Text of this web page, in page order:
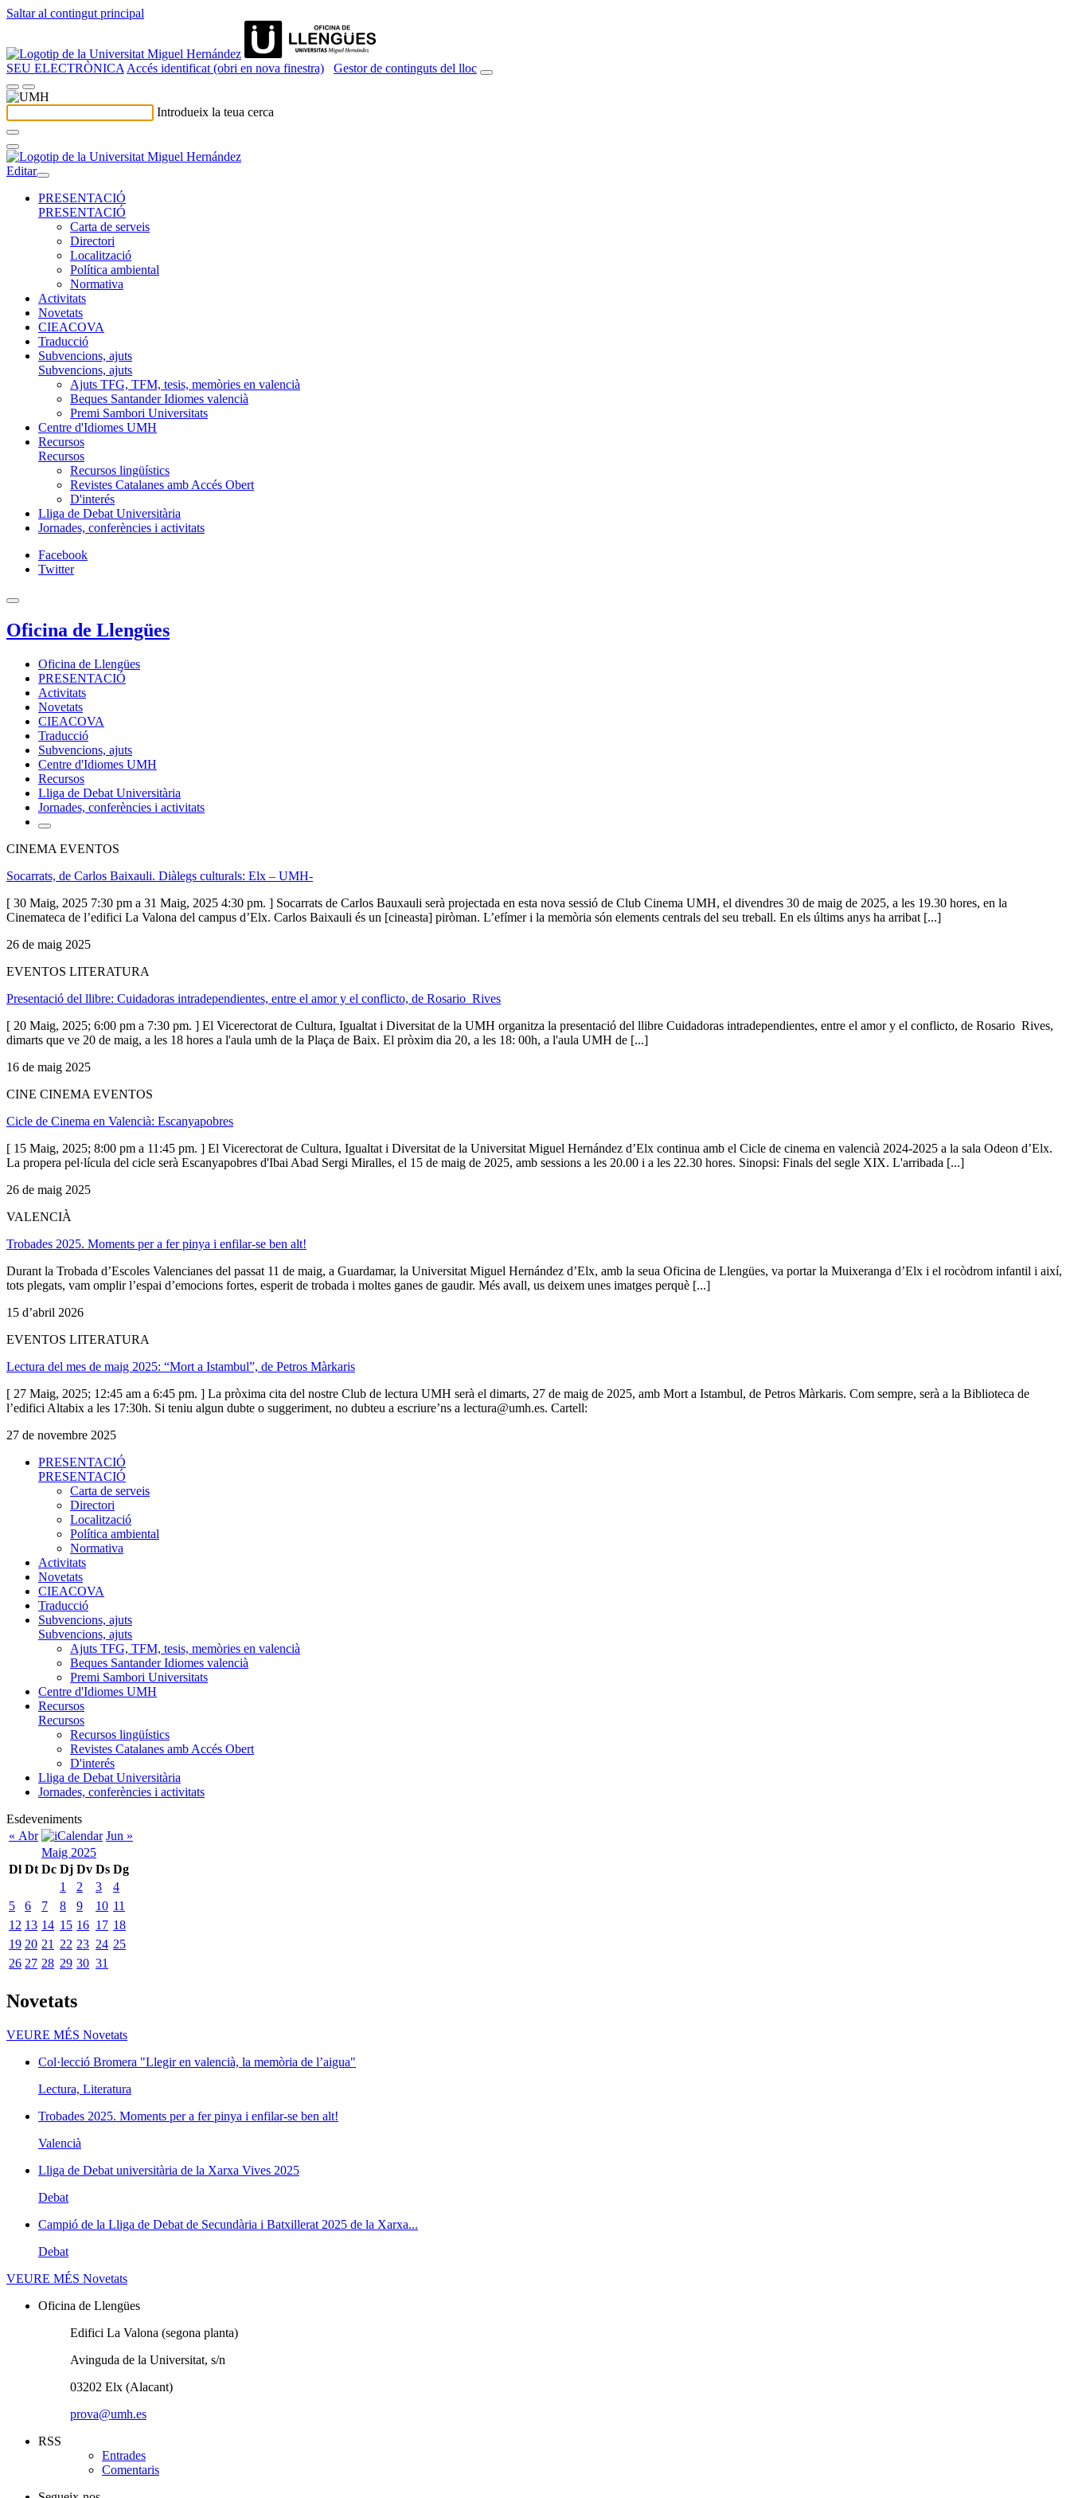
Saltar al contingut principal
SEU ELECTRÒNICA Accés identificat (obri en nova finestra) Gestor de continguts del lloc
Introdueix la teua cerca
Editar
PRESENTACIÓ
PRESENTACIÓ
Carta de serveis
Directori
Localització
Política ambiental
Normativa
Activitats
Novetats
CIEACOVA
Traducció
Subvencions, ajuts
Subvencions, ajuts
Ajuts TFG, TFM, tesis, memòries en valencià
Beques Santander Idiomes valencià
Premi Sambori Universitats
Centre d'Idiomes UMH
Recursos
Recursos
Recursos lingüístics
Revistes Catalanes amb Accés Obert
D'interés
Lliga de Debat Universitària
Jornades, conferències i activitats
Facebook
Twitter
Oficina de Llengües
Oficina de Llengües
PRESENTACIÓ
Activitats
Novetats
CIEACOVA
Traducció
Subvencions, ajuts
Centre d'Idiomes UMH
Recursos
Lliga de Debat Universitària
Jornades, conferències i activitats
CINEMA EVENTOS
Socarrats, de Carlos Baixauli. Diàlegs culturals: Elx – UMH-
[ 30 Maig, 2025 7:30 pm a 31 Maig, 2025 4:30 pm. ] Socarrats de Carlos Bauxauli serà projectada en esta nova sessió de Club Cinema UMH, el divendres 30 de maig de 2025, a les 19.30 hores, en la
Cinemateca de l’edifici La Valona del campus d’Elx. Carlos Baixauli és un [cineasta] piròman. L’efímer i la memòria són elements centrals del seu treball. En els últims anys ha arribat [...]
26 de maig 2025
EVENTOS LITERATURA
Presentació del llibre: Cuidadoras intradependientes, entre el amor y el conflicto, de Rosario Rives
[ 20 Maig, 2025; 6:00 pm a 7:30 pm. ] El Vicerectorat de Cultura, Igualtat i Diversitat de la UMH organitza la presentació del llibre Cuidadoras intradependientes, entre el amor y el conflicto, de Rosario Rives,
dimarts que ve 20 de maig, a les 18 hores a l'aula umh de la Plaça de Baix. El pròxim dia 20, a les 18: 00h, a l'aula UMH de [...]
16 de maig 2025
CINE CINEMA EVENTOS
Cicle de Cinema en Valencià: Escanyapobres
[ 15 Maig, 2025; 8:00 pm a 11:45 pm. ] El Vicerectorat de Cultura, Igualtat i Diversitat de la Universitat Miguel Hernández d’Elx continua amb el Cicle de cinema en valencià 2024-2025 a la sala Odeon d’Elx.
La propera pel·lícula del cicle serà Escanyapobres d'Ibai Abad Sergi Miralles, el 15 de maig de 2025, amb sessions a les 20.00 i a les 22.30 hores. Sinopsi: Finals del segle XIX. L'arribada [...]
26 de maig 2025
VALENCIÀ
Trobades 2025. Moments per a fer pinya i enfilar-se ben alt!
Durant la Trobada d’Escoles Valencianes del passat 11 de maig, a Guardamar, la Universitat Miguel Hernández d’Elx, amb la seua Oficina de Llengües, va portar la Muixeranga d’Elx i el rocòdrom infantil i així,
tots plegats, vam omplir l’espai d’emocions fortes, esperit de trobada i moltes ganes de gaudir. Més avall, us deixem unes imatges perquè [...]
15 d’abril 2026
EVENTOS LITERATURA
Lectura del mes de maig 2025: “Mort a Istambul”, de Petros Màrkaris
[ 27 Maig, 2025; 12:45 am a 6:45 pm. ] La pròxima cita del nostre Club de lectura UMH serà el dimarts, 27 de maig de 2025, amb Mort a Istambul, de Petros Màrkaris. Com sempre, serà a la Biblioteca de
l’edifici Altabix a les 17:30h. Si teniu algun dubte o suggeriment, no dubteu a escriure’ns a lectura@umh.es. Cartell:
27 de novembre 2025
PRESENTACIÓ
PRESENTACIÓ
Carta de serveis
Directori
Localització
Política ambiental
Normativa
Activitats
Novetats
CIEACOVA
Traducció
Subvencions, ajuts
Subvencions, ajuts
Ajuts TFG, TFM, tesis, memòries en valencià
Beques Santander Idiomes valencià
Premi Sambori Universitats
Centre d'Idiomes UMH
Recursos
Recursos
Recursos lingüístics
Revistes Catalanes amb Accés Obert
D'interés
Lliga de Debat Universitària
Jornades, conferències i activitats
Esdeveniments
« Abr
Jun »
Maig 2025
Dl Dt Dc Dj Dv Ds Dg
1
2 3
4
5
6 7 8 9 10 11
12 13 14 15 16 17 18
19 20 21 22 23 24 25
26 27 28 29 30 31
Novetats
VEURE MÉS Novetats
Col·lecció Bromera "Llegir en valencià, la memòria de l’aigua"
Lectura, Literatura
Trobades 2025. Moments per a fer pinya i enfilar-se ben alt!
Valencià
Lliga de Debat universitària de la Xarxa Vives 2025
Debat
Campió de la Lliga de Debat de Secundària i Batxillerat 2025 de la Xarxa...
Debat
VEURE MÉS Novetats
Oficina de Llengües
Edifici La Valona (segona planta)
Avinguda de la Universitat, s/n
03202 Elx (Alacant)
prova@umh.es
RSS
Entrades
Comentaris